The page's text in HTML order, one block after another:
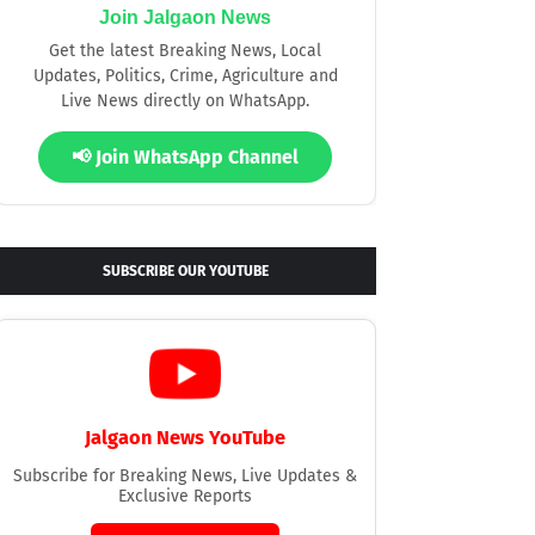
Join Jalgaon News
Get the latest Breaking News, Local
Updates, Politics, Crime, Agriculture and
Live News directly on WhatsApp.
📢 Join WhatsApp Channel
SUBSCRIBE OUR YOUTUBE
Jalgaon News YouTube
Subscribe for Breaking News, Live Updates &
Exclusive Reports